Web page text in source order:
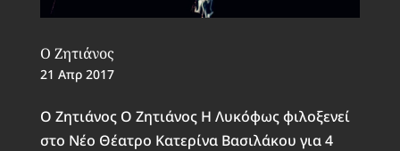
Ο Ζητιάνος
21 Απρ 2017
Ο Ζητιάνος Ο Ζητιάνος Η Λυκόφως φιλοξενεί
στο Νέο Θέατρο Κατερίνα Βασιλάκου για 4